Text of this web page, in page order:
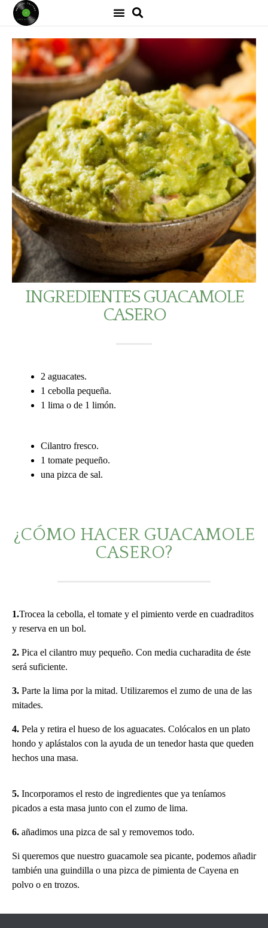
INGREDIENTES GUACAMOLE
CASERO
2 aguacates.
1 cebolla pequeña.
1 lima o de 1 limón.
Cilantro fresco.
1 tomate pequeño.
una pizca de sal.
¿CÓMO HACER GUACAMOLE
CASERO?
1.Trocea la cebolla, el tomate y el pimiento verde en cuadraditos
y reserva en un bol.
2. Pica el cilantro muy pequeño. Con media cucharadita de éste
será suficiente.
3. Parte la lima por la mitad. Utilizaremos el zumo de una de las
mitades.
4. Pela y retira el hueso de los aguacates. Colócalos en un plato
hondo y aplástalos con la ayuda de un tenedor hasta que queden
hechos una masa.
5. Incorporamos el resto de ingredientes que ya teníamos
picados a esta masa junto con el zumo de lima.
6. añadimos una pizca de sal y removemos todo.
Si queremos que nuestro guacamole sea picante, podemos añadir
también una guindilla o una pizca de pimienta de Cayena en
polvo o en trozos.